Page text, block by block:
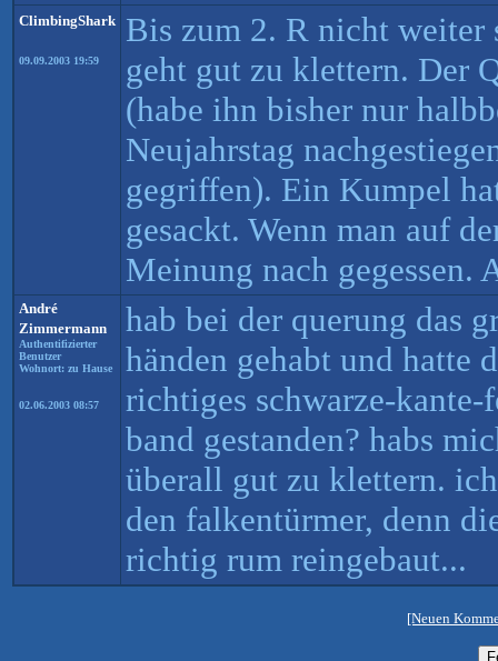
ClimbingShark
09.09.2003 19:59
Bis zum 2. R nicht
geht gut zu klettern. Der
(habe ihn bisher nur
Neujahrstag
gegriffen). Ein Kumpel
gesackt. Wenn man auf
Meinung nach gegessen.
André
Zimmermann
Authentifizierter
Benutzer
Wohnort: zu Hause
02.06.2003 08:57
hab bei der querung das
händen gehabt und hatte
richtiges schwarze-
band gestanden? habs
überall gut zu klettern.
den falkentürmer, denn
richtig rum reingebaut...
[Neuen